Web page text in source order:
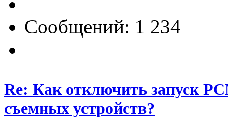
Сообщений: 1 234
Re: Как отключить запуск
съемных устройств?